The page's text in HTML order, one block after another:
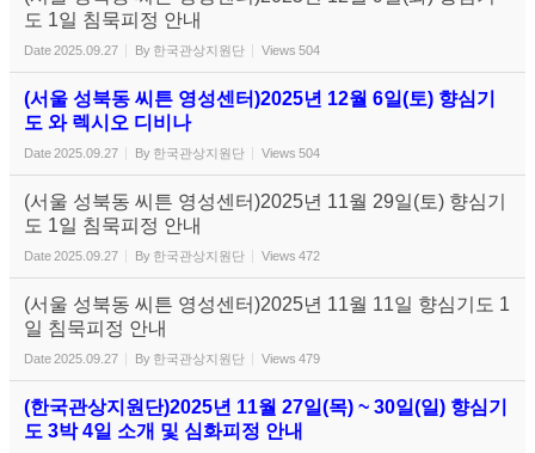
도 1일 침묵피정 안내
Date2025.09.27 By 한국관상지원단 Views 504
(서울 성북동 씨튼 영성센터)2025년 12월 6일(토) 향심기
도 와 렉시오 디비나
Date2025.09.27 By 한국관상지원단 Views 504
(서울 성북동 씨튼 영성센터)2025년 11월 29일(토) 향심기
도 1일 침묵피정 안내
Date2025.09.27 By 한국관상지원단 Views 472
(서울 성북동 씨튼 영성센터)2025년 11월 11일 향심기도 1
일 침묵피정 안내
Date2025.09.27 By 한국관상지원단 Views 479
(한국관상지원단)2025년 11월 27일(목) ~ 30일(일) 향심기
도 3박 4일 소개 및 심화피정 안내